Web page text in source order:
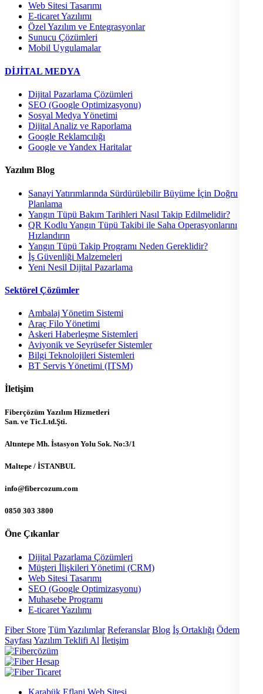
Web Sitesi Tasarımı
E-ticaret Yazılımı
Özel Yazılım ve Entegrasyonlar
Sunucu Çözümleri
Mobil Uygulamalar
DİJİTAL MEDYA
Dijital Pazarlama Çözümleri
SEO (Google Optimizasyonu)
Sosyal Medya Yönetimi
Dijital Analiz ve Raporlama
Google Reklamcılığı
Google ve Yandex Haritalar
Yazılım Blog
Sanayi Yatırımlarında Sürdürülebilir Büyüme İçin Doğru
Planlama
Yangın Tüpü Bakım Tarihleri Nasıl Takip Edilmelidir?
QR Kodlu Yangın Tüpü Takibi ile Saha Operasyonlarını
Hızlandırın
Yangın Tüpü Takip Programı Neden Gereklidir?
İş Güvenliği Malzemeleri
Yeni Nesil Dijital Pazarlama
Sektörel Çözümler
Ambalaj Yönetim Sistemi
Araç Filo Yönetimi
Askeri Haberleşme Sistemleri
Aviyonik ve Seyrüsefer Sistemler
Bilgi Teknolojileri Sistemleri
BT Servis Yönetimi (ITSM)
İletişim
Fiberçözüm Yazılım Hizmetleri
San. ve Tic.Ltd.Şti.
Altıntepe Mh. İstasyon Yolu Sok. No:3/1
Maltepe / İSTANBUL
info@fibercozum.com
0850 303 3800
Öne Çıkanlar
Dijital Pazarlama Çözümleri
Müşteri İlişkileri Yönetimi (CRM)
Web Sitesi Tasarımı
SEO (Google Optimizasyonu)
Muhasebe Programı
E-ticaret Yazılımı
Fiber Store Tüm Yazılımlar Referanslar Blog İş Ortaklığı Ödeme
Sayfası Yazılım Teklifi Al İletişim
Karabük Eflani Web Sitesi